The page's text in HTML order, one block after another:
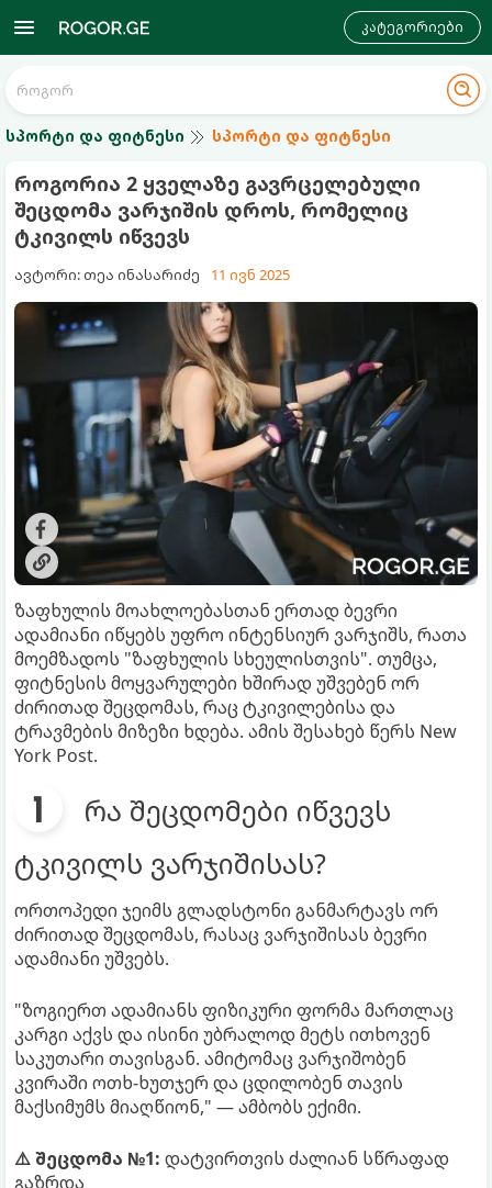
კატეგორიები
სპორტი და ფიტნესი სპორტი და ფიტნესი
როგორია 2 ყველაზე გავრცელებული
შეცდომა ვარჯიშის დროს, რომელიც
ტკივილს იწვევს
ავტორი: თეა ინასარიძე 11 ივნ 2025
ზაფხულის მოახლოებასთან ერთად ბევრი
ადამიანი იწყებს უფრო ინტენსიურ ვარჯიშს, რათა
მოემზადოს "ზაფხულის სხეულისთვის". თუმცა,
ფიტნესის მოყვარულები ხშირად უშვებენ ორ
ძირითად შეცდომას, რაც ტკივილებისა და
ტრავმების მიზეზი ხდება. ამის შესახებ წერს New
York Post.
რა შეცდომები იწვევს
ტკივილს ვარჯიშისას?
ორთოპედი ჯეიმს გლადსტონი განმარტავს ორ
ძირითად შეცდომას, რასაც ვარჯიშისას ბევრი
ადამიანი უშვებს.
"ზოგიერთ ადამიანს ფიზიკური ფორმა მართლაც
კარგი აქვს და ისინი უბრალოდ მეტს ითხოვენ
საკუთარი თავისგან. ამიტომაც ვარჯიშობენ
კვირაში ოთხ-ხუთჯერ და ცდილობენ თავის
მაქსიმუმს მიაღწიონ," — ამბობს ექიმი.
⚠️ შეცდომა №1: დატვირთვის ძალიან სწრაფად
გაზრდა